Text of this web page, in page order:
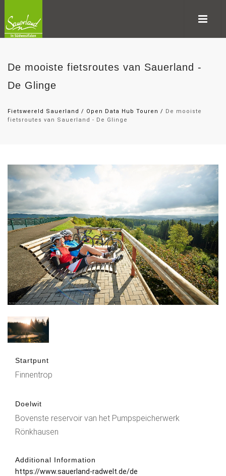
De mooiste fietsroutes van Sauerland -
De Glinge
Fietswereld Sauerland / Open Data Hub Touren / De mooiste
fietsroutes van Sauerland - De Glinge
Startpunt
Finnentrop
Doelwit
Bovenste reservoir van het Pumpspeicherwerk
Rönkhausen
Additional Information
https://www.sauerland-radwelt.de/de